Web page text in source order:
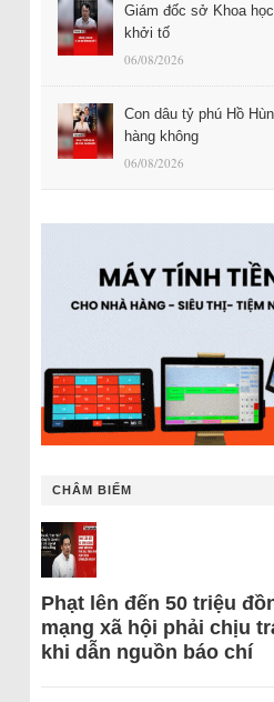
Giám đốc sở Khoa
khởi tố
06/08/2026
Con dâu tỷ phú Hồ
hàng không
06/08/2026
CHÂM BIẾM
Phạt lên đến 50 triệu
mạng xã hội phải chịu
khi dẫn nguồn báo chí